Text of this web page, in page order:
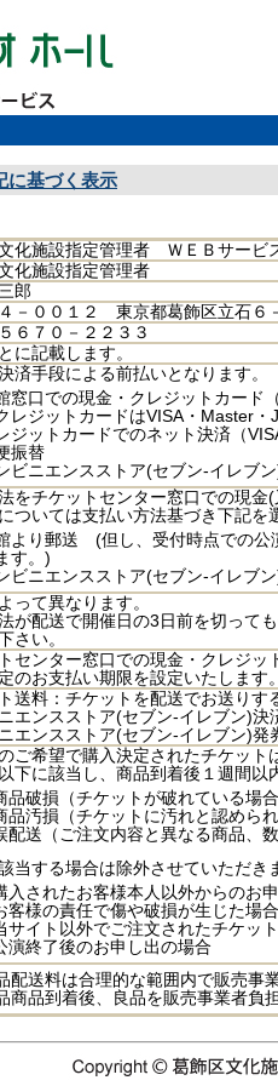
に基づく表示
化施設指定管理者 ＷＥＢサービ
化施設指定管理者
郎
－００１２ 東京都葛飾区立石
６７０－２２３３
に記載します。
済手段による前払いとなります。
窓口での現金・クレジットカード
レジットカードはVISA・Master・
ジットカードでのネット決済（
振替
ビニエンスストア(セブン‐イレブ
をチケットセンター窓口での現金
ついては支払い方法基づき下記を
より郵送 (但し、受付時点での公
す。)
ビニエンスストア(セブン‐イレブ
って異なります。
が配送で開催日の3日前を切って
さい。
センター窓口での現金・クレジ
のお支払い期限を設定いたします
送料：チケットを配送でお送りす
エンスストア(セブン‐イレブン)
エンスストア(セブン‐イレブン)
ご希望で購入決定されたチケット
下に該当し、商品到着後１週間以
品破損（チケットが破れている場合
品汚損（チケットに汚れと認めら
配送（ご注文内容と異なる商品、
当する場合は除外させていただき
入されたお客様本人以外からのお
客様の責任で傷や破損が生じた場合
サイト以外でご注文されたチケッ
演終了後のお申し出の場合
配送料は合理的な範囲内で販売事
商品到着後、良品を販売事業者負